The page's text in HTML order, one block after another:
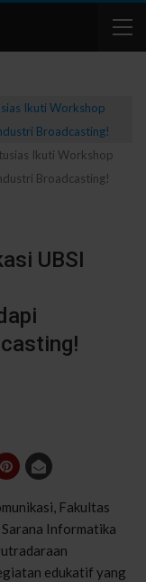
Ikuti Workshop
Broadcasting!
UBSI
Fakultas
Informatika
edukatif yang